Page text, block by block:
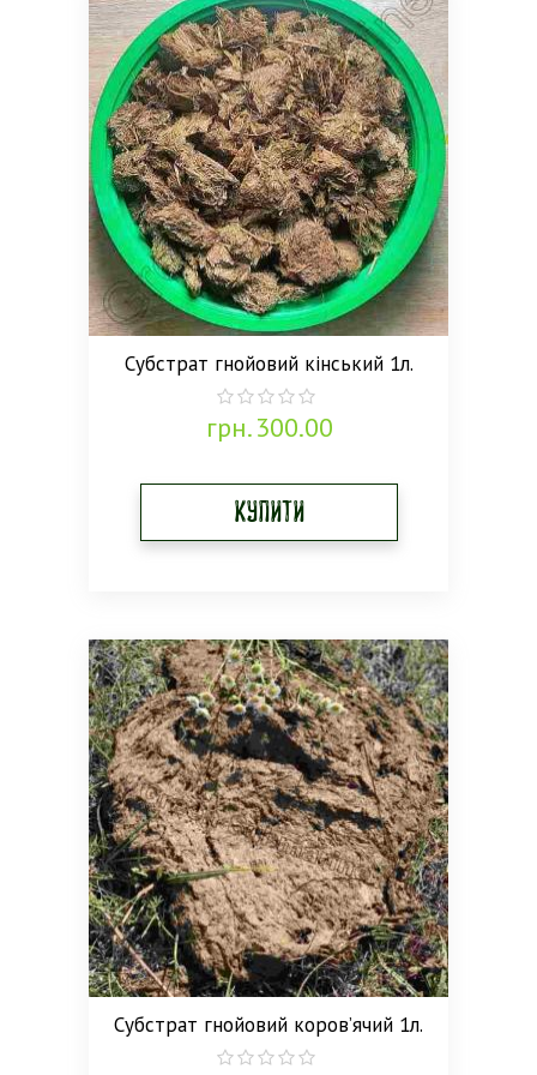
Субстрат гнойовий кінський 1л.
0
out
грн.300.00
Купити
Субстрат гнойовий коров’ячий 1л.